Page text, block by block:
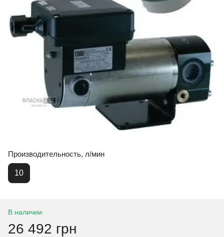
Производительность, л/мин
10
В наличии
26 492 грн